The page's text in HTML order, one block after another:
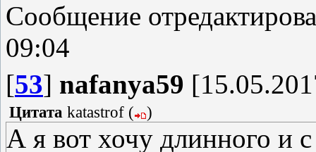
Сообщение
09:04
[53] nafanya59
Цитата katastrof ( )
А я вот хочу длинного и